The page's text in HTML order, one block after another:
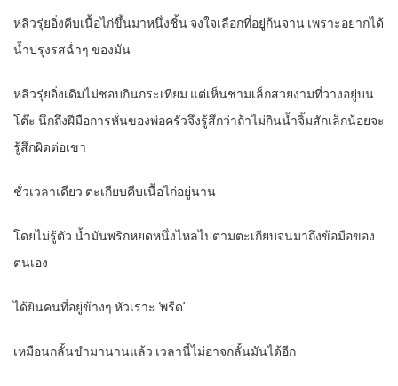
หลิวรุ่ยอิ่งคีบเนื้อไก่ขึ้นมาหนึ่งชิ้น จงใจเลือกที่อยู่ก้นจาน เพราะอยากได้
น้ำปรุงรสฉ่ำๆ ของมัน
หลิวรุ่ยอิ่งเดิมไม่ชอบกินกระเทียม แต่เห็นชามเล็กสวยงามที่วางอยู่บน
โต๊ะ นึกถึงฝีมือการหั่นของพ่อครัวจึงรู้สึกว่าถ้าไม่กินน้ำจิ้มสักเล็กน้อยจะ
รู้สึกผิดต่อเขา
ชั่วเวลาเดียว ตะเกียบคีบเนื้อไก่อยู่นาน
โดยไม่รู้ตัว น้ำมันพริกหยดหนึ่งไหลไปตามตะเกียบจนมาถึงข้อมือของ
ตนเอง
ได้ยินคนที่อยู่ข้างๆ หัวเราะ ‘พรืด’
เหมือนกลั้นขำมานานแล้ว เวลานี้ไม่อาจกลั้นมันได้อีก